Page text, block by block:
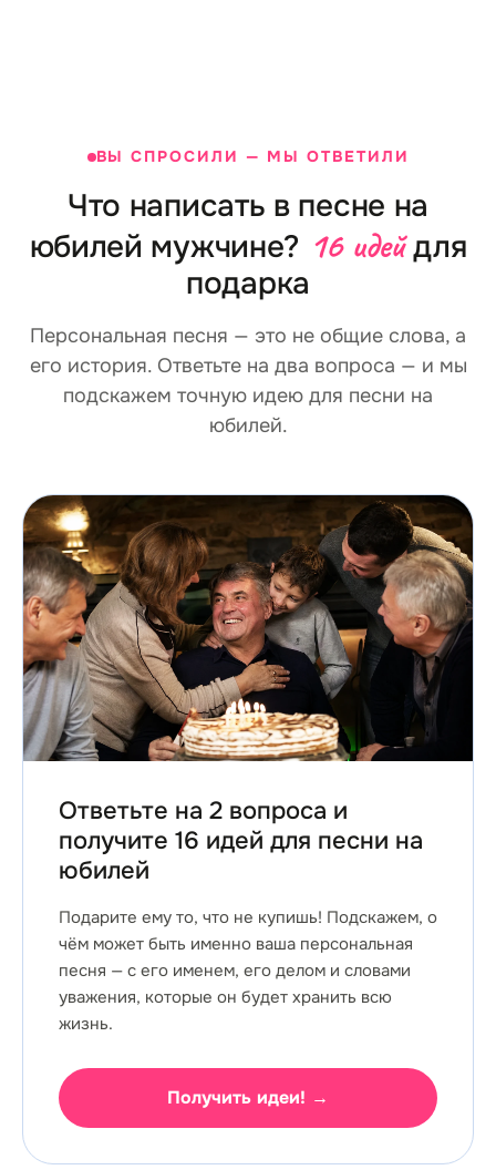
ВЫ СПРОСИЛИ — МЫ ОТВЕТИЛИ
Что написать в песне на
юбилей мужчине? 16 идейдля
подарка
Персональная песня — это не общие слова, а
его история. Ответьте на два вопроса — и мы
подскажем точную идею для песни на
юбилей.
Ответьте на 2 вопроса и
получите 16 идей для песни на
юбилей
Подарите ему то, что не купишь! Подскажем, о
чём может быть именно ваша персональная
песня — с его именем, его делом и словами
уважения, которые он будет хранить всю
жизнь.
Получить идеи! →